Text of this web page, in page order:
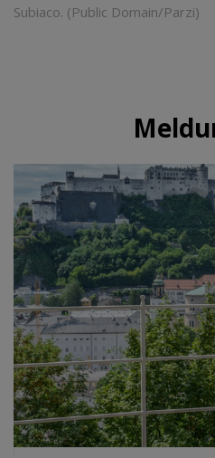
Subiaco. (Public Domain/Parzi)